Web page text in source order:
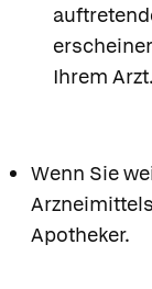
Ihrem Arzt.
Wenn Sie
Apotheker.